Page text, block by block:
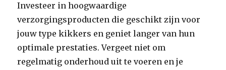
Investeer in hoogwaardige
verzorgingsproducten die geschikt zijn voor
jouw type kikkers en geniet langer van hun
optimale prestaties. Vergeet niet om
regelmatig onderhoud uit te voeren en je